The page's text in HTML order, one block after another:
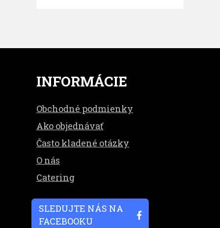
INFORMÁCIE
Obchodné podmienky
Ako objednávať
Často kladené otázky
O nás
Catering
SLEDUJTE NÁS NA
FACEBOOKU